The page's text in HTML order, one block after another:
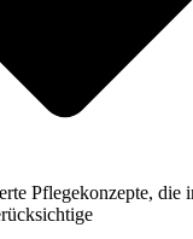
Pflegekonzepte, die